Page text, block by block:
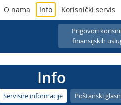
Prigovori
finansijskih
O nama Info Korisnički servis
Info
Servisne informacije Poštanski